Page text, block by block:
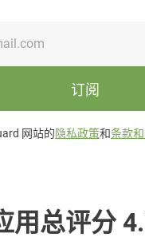
订阅
网站的隐私政策和条款
用总评分